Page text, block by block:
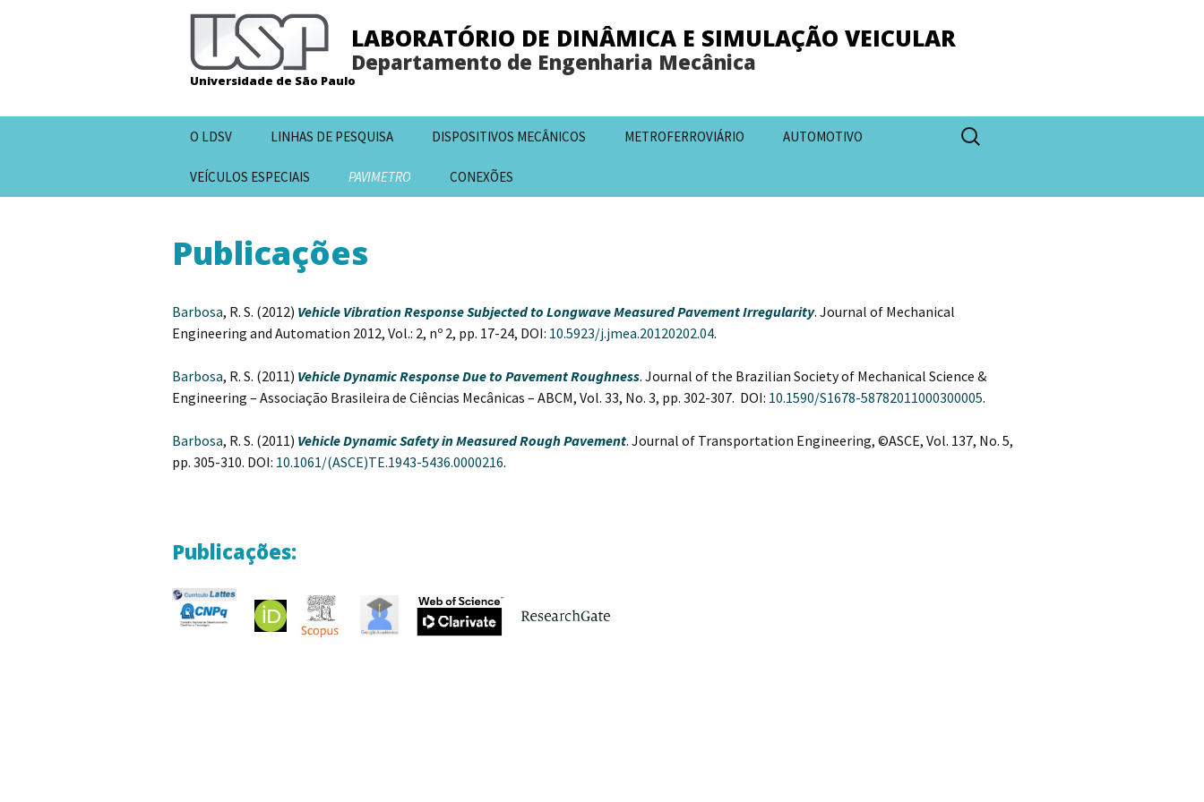
LABORATÓRIO DE DINÂMICA E SIMULAÇÃO VEICULAR
Departamento de Engenharia Mecânica
Universidade de São Paulo
O LDSV LINHAS DE PESQUISA DISPOSITIVOS MECÂNICOS METROFERROVIÁRIO AUTOMOTIVO
VEÍCULOS ESPECIAIS PAVIMETRO CONEXÕES
Pesquisar
por:
Publicações
Barbosa, R. S. (2012) Vehicle Vibration Response Subjected to Longwave Measured Pavement Irregularity. Journal of Mechanical
Engineering and Automation 2012, Vol.: 2, nº 2, pp. 17-24, DOI: 10.5923/j.jmea.20120202.04.
Barbosa, R. S. (2011) Vehicle Dynamic Response Due to Pavement Roughness. Journal of the Brazilian Society of Mechanical Science &
Engineering – Associação Brasileira de Ciências Mecânicas – ABCM, Vol. 33, No. 3, pp. 302-307. DOI: 10.1590/S1678-58782011000300005.
Barbosa, R. S. (2011) Vehicle Dynamic Safety in Measured Rough Pavement. Journal of Transportation Engineering, ©ASCE, Vol. 137, No. 5,
pp. 305-310. DOI: 10.1061/(ASCE)TE.1943-5436.0000216.
Publicações: